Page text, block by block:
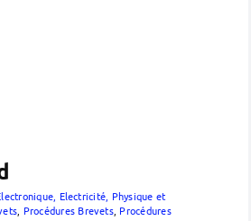
Electricité, Physique et
Procédures Brevets, Procédures